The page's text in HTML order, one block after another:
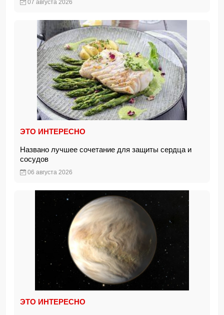
07 августа 2026
ЭТО ИНТЕРЕСНО
Названо лучшее сочетание для защиты сердца и
сосудов
06 августа 2026
ЭТО ИНТЕРЕСНО